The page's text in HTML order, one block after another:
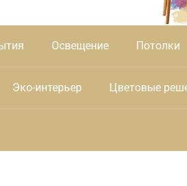
Освещение Потолки
Эко-интерьер Цветовые